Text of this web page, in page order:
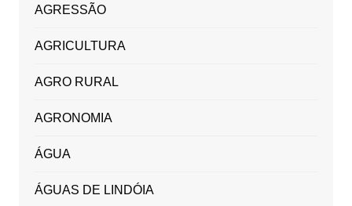
AGRESSÃO
AGRICULTURA
AGRO RURAL
AGRONOMIA
ÁGUA
ÁGUAS DE LINDÓIA